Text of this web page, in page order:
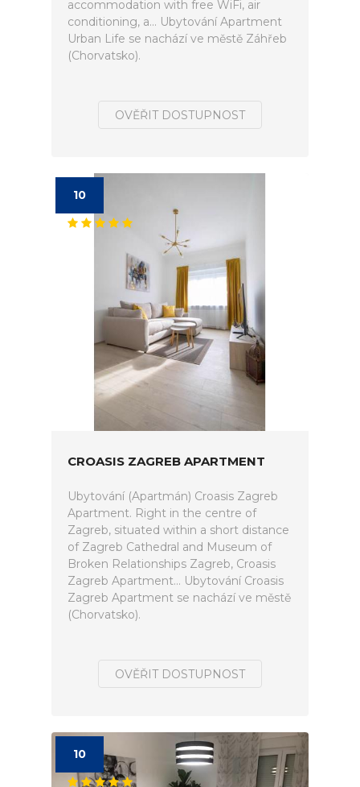
accommodation with free WiFi, air
conditioning, a... Ubytování Apartment
Urban Life se nachází ve městě Záhřeb
(Chorvatsko).
OVĚŘIT DOSTUPNOST
10
CROASIS ZAGREB APARTMENT
Ubytování (Apartmán) Croasis Zagreb
Apartment. Right in the centre of
Zagreb, situated within a short distance
of Zagreb Cathedral and Museum of
Broken Relationships Zagreb, Croasis
Zagreb Apartment... Ubytování Croasis
Zagreb Apartment se nachází ve městě
(Chorvatsko).
OVĚŘIT DOSTUPNOST
10